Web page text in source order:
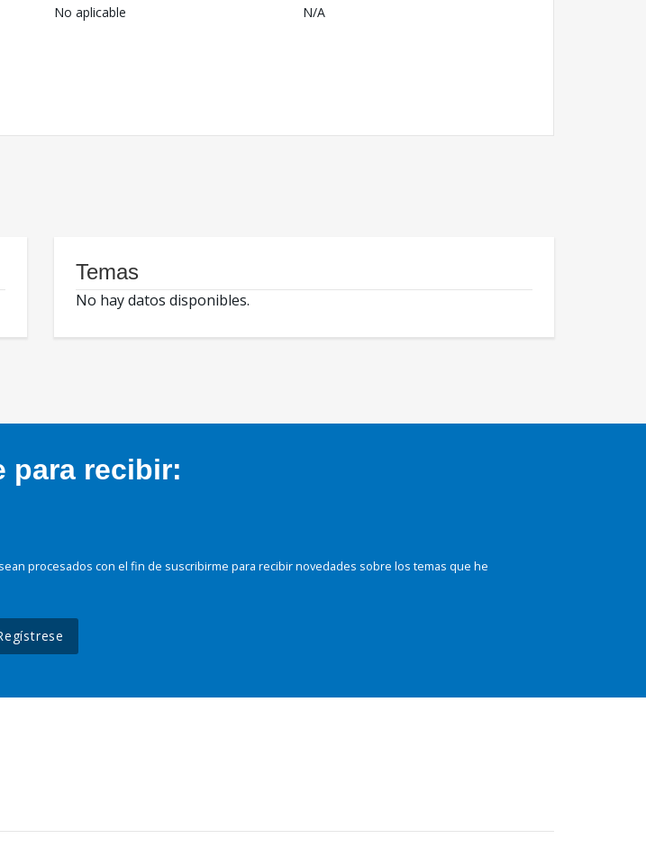
No aplicable
N/A
Temas
No hay datos disponibles.
para recibir:
procesados con el fin de suscribirme para recibir novedades sobre los temas que he